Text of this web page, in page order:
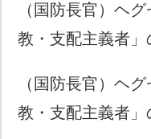
（国防長官）ヘ
教・支配主義者」
（国防長官）ヘ
教・支配主義者」